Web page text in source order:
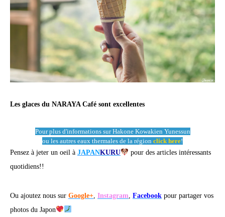
Les glaces du NARAYA Café sont excellentes
Pour plus d'informations sur Hakone Kowakien Yunessun
ou les autres eaux thermales de la région click here!
Pensez à jeter un oeil à JAPANKURU
pour des articles intéressants
quotidiens!!
Ou ajoutez nous sur Google+ Instagram Facebook pour partager vos
photos du Japon